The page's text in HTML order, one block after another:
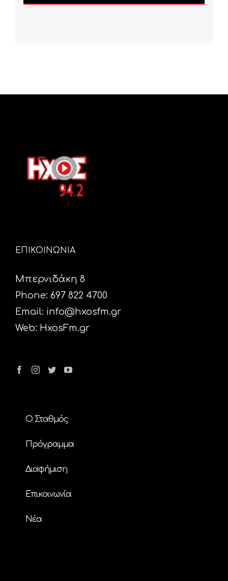
ΕΠΙΚΟΙΝΩΝΙΑ
Μπερνιδάκη 8
Phone: 697 822 4700
Email: info@hxosfm.gr
Web: HxosFm.gr
Ο Σταθμός
Πρόγραμμα
Διαφήμιση
Επικοινωνία
Nέα